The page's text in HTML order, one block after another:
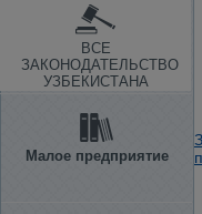
ВСЕ
ЗАКОНОДАТЕЛЬСТВО
УЗБЕКИСТАНА
Малое предприятие